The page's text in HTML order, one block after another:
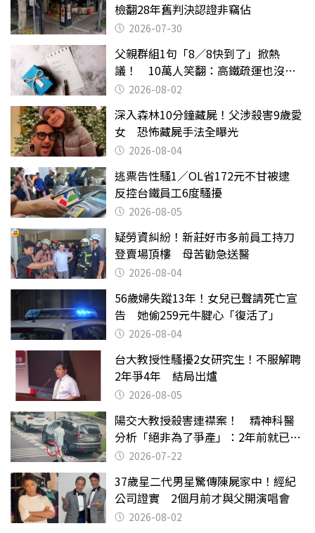
檢翻28年舊判決認證非竊佔
2026-07-30
父親群組1句「8／8快到了」掀熱
議！ 10萬人笑翻：高鐵疏運也沒列
父親節
2026-08-02
深入森林10分鐘藏屍！父涉殺害9歲愛
女 恐怖藏屍手法全曝光
2026-08-04
逃票告性騷1／OL省172元不甘被逮
反控台鐵員工6度騷擾
2026-08-05
疑勞資糾紛！新莊好市多前員工持刀
登賣場頂樓 母苦勸急送醫
2026-08-04
56歲婦失蹤13年！女兒已聲請死亡宣
告 她偷259元牛腱心「復活了」
2026-08-04
台大教授性騷擾2女研究生！不服解聘
2年爭4年 結局出爐
2026-08-05
陽交大教授殺害連襟案！ 精神科醫
分析「絕非為了爭產」：2年前就已言
行詭異
2026-07-22
37歲星二代男星驚傳陳屍家中！經紀
公司證實 2個月前才與父開演唱會
2026-08-02